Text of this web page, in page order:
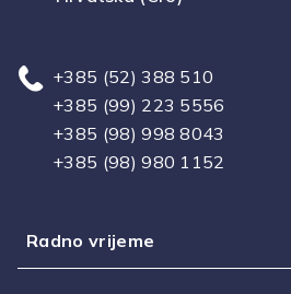
+385 (52) 388 510
+385 (99) 223 5556
+385 (98) 998 8043
+385 (98) 980 1152
Radno vrijeme